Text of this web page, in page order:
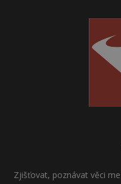
Zjišťovat, poznávat věci